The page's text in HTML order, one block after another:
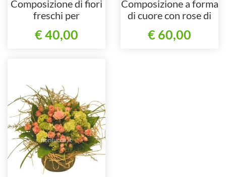
Composizione di fiori
freschi per
€ 40,00
Composizione a forma
di cuore con rose di
€ 60,00